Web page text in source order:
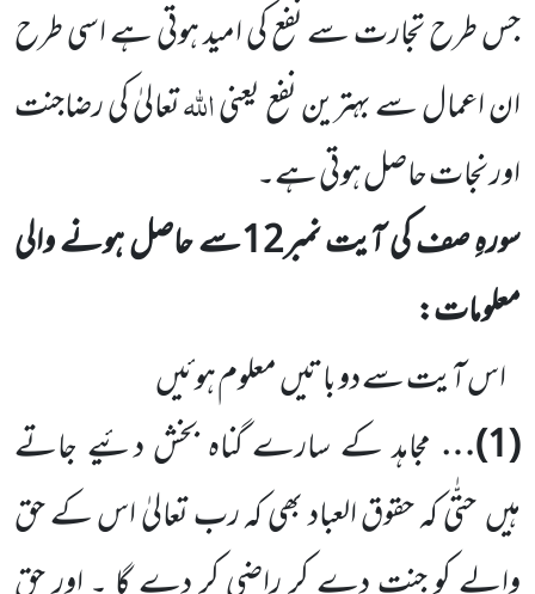
جس طرح تجارت سے نفع کی امید ہوتی ہے اسی طرح
ان اعمال سے بہتریننفع یعنیاللّٰہتعالیٰ کی رضاجنت
اور نجاتحاصل ہوتی ہے۔
سورہِ صف کی آیت نمبر12سے حاصل ہونے والی
معلومات:
اس آیت سے دو باتیںمعلوم ہوئیں
(
1
)… مجاہد کے سارے گناہ بخش دئیے جاتے
ہیںحتّٰی کہ حقوق العباد بھی کہ رب تعالیٰ اس کے حق